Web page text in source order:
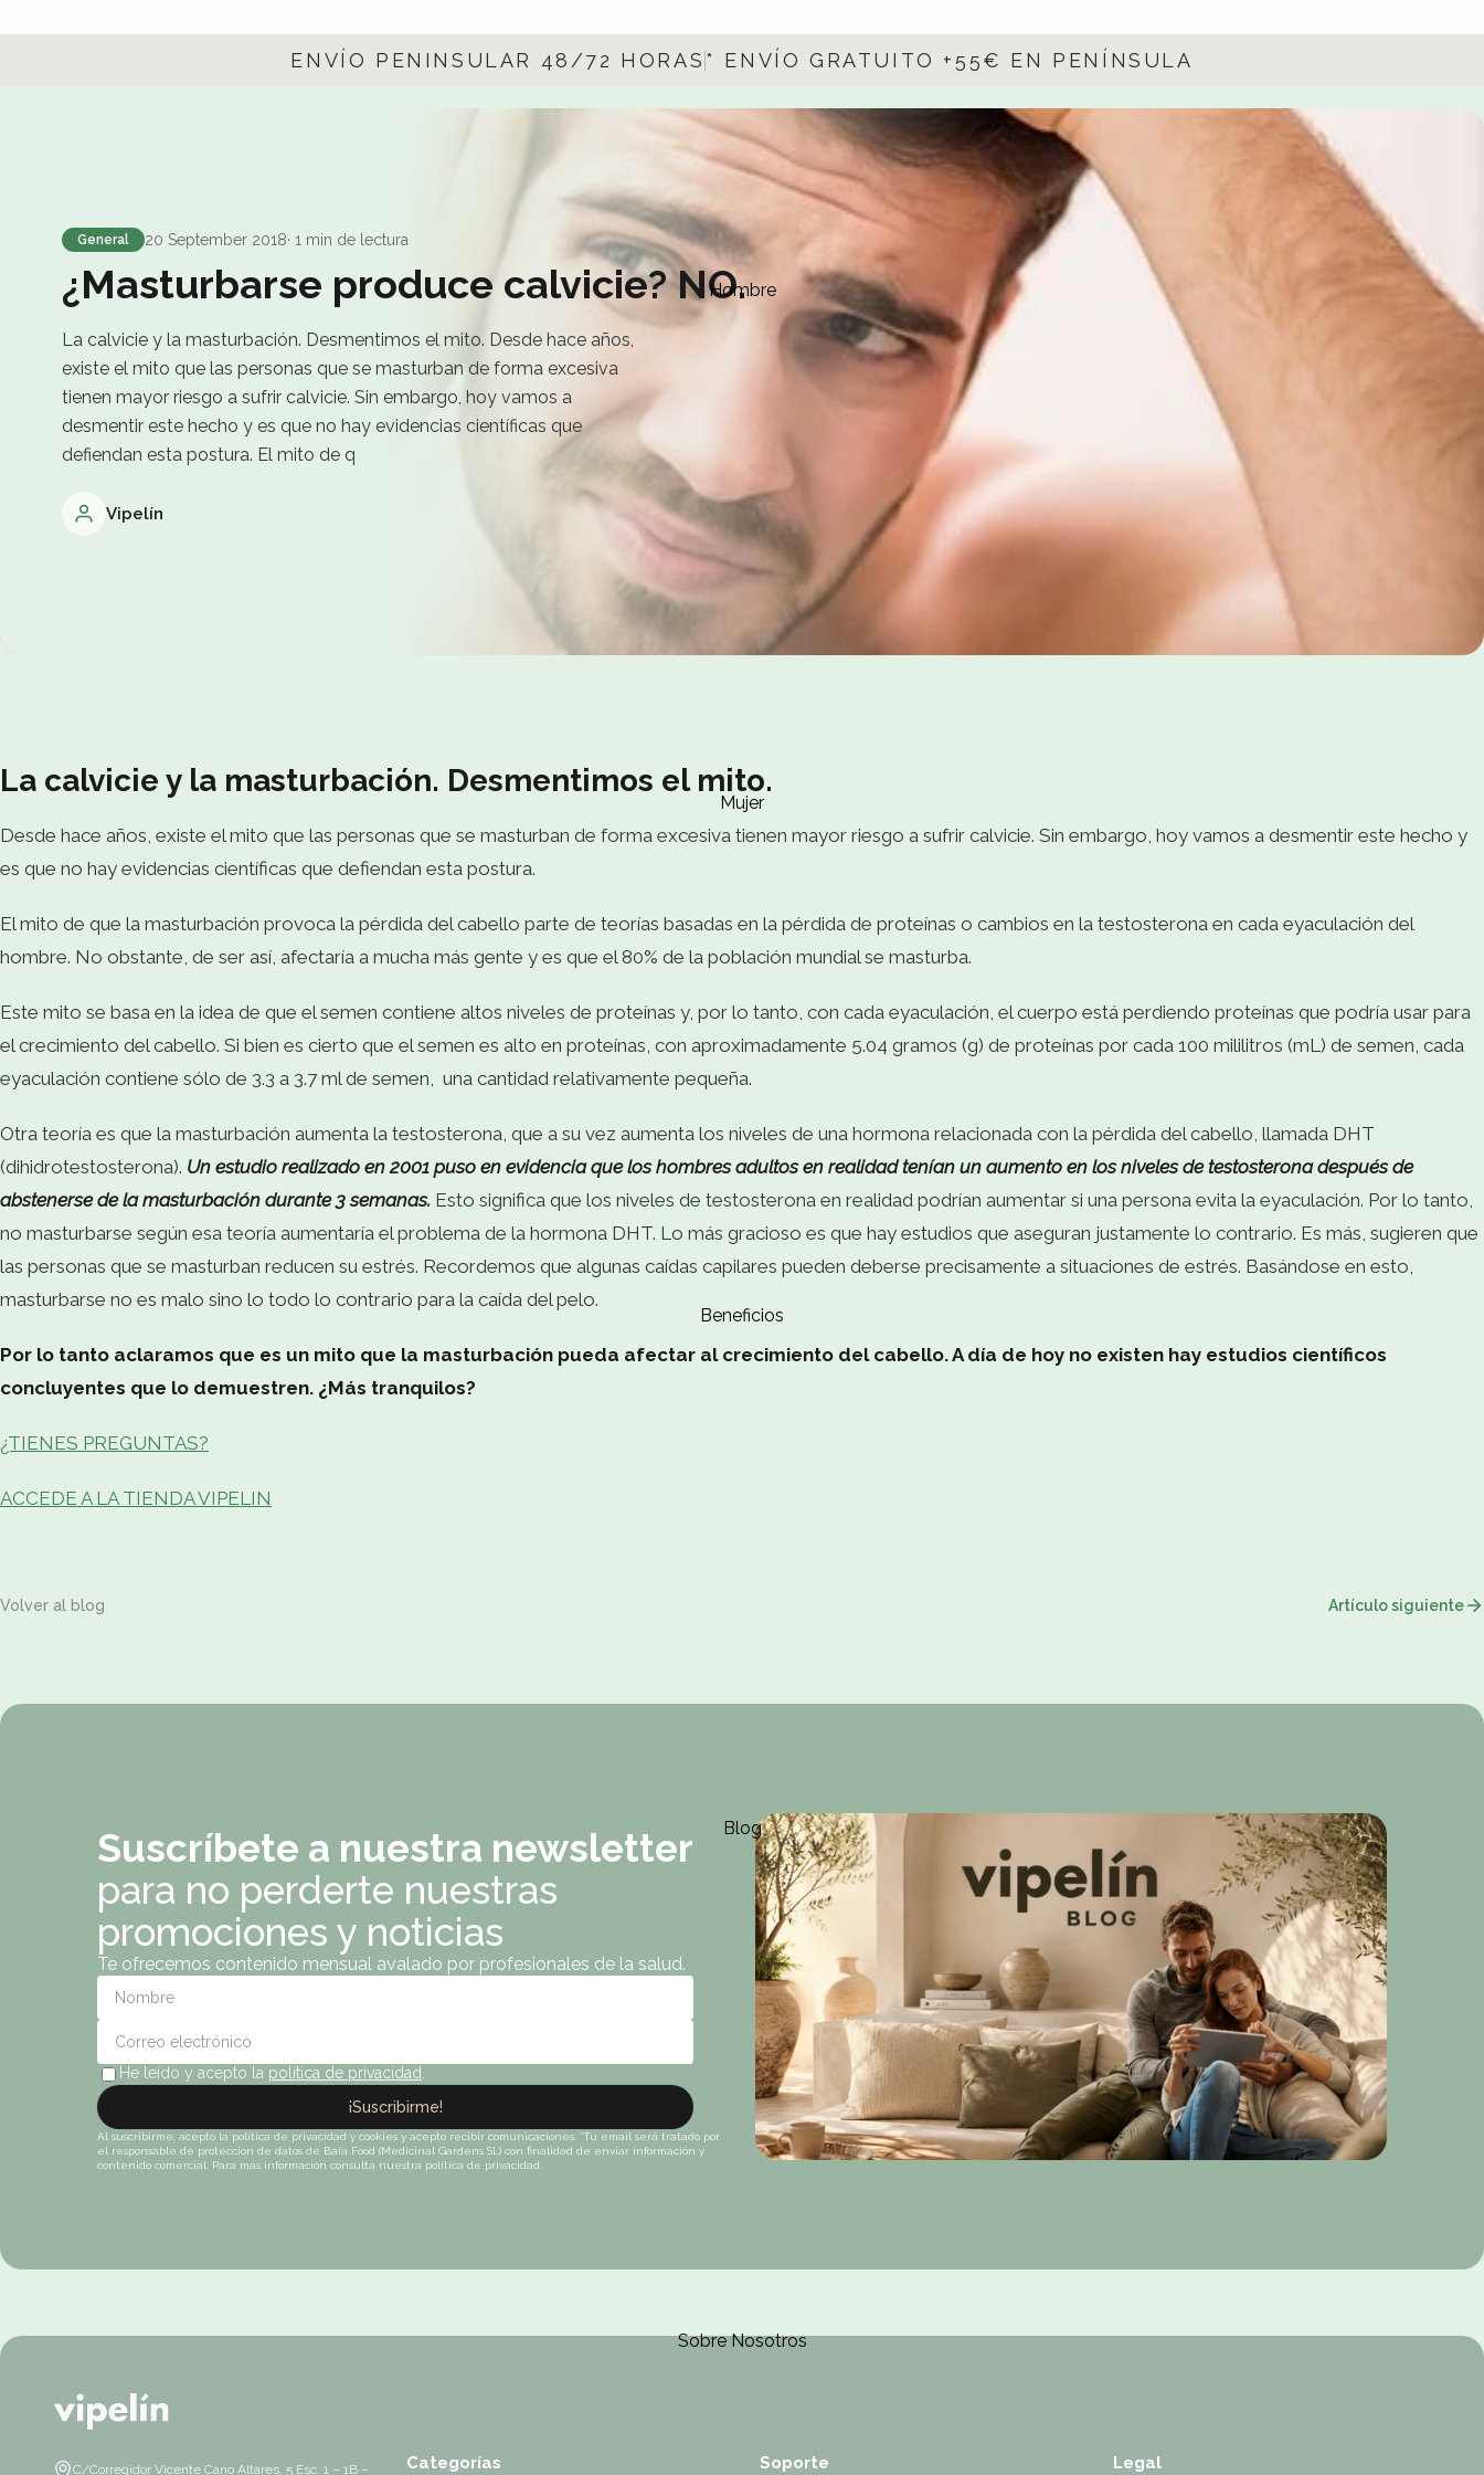
Hombre
Mujer
Beneficios
Blog
Sobre Nosotros
ENVÍO PENINSULAR 48/72 HORAS * ENVÍO GRATUITO +55€ EN PENÍNSULA
General 20 September 2018· 1 min de lectura
¿Masturbarse produce calvicie? NO.
La calvicie y la masturbación. Desmentimos el mito. Desde hace años,
existe el mito que las personas que se masturban de forma excesiva
tienen mayor riesgo a sufrir calvicie. Sin embargo, hoy vamos a
desmentir este hecho y es que no hay evidencias científicas que
defiendan esta postura. El mito de q
Vipelín
La calvicie y la masturbación. Desmentimos el mito.
Desde hace años, existe el mito que las personas que se masturban de forma excesiva tienen mayor riesgo a sufrir calvicie. Sin embargo, hoy vamos a desmentir este hecho y
es que no hay evidencias científicas que defiendan esta postura.
El mito de que la masturbación provoca la pérdida del cabello parte de teorías basadas en la pérdida de proteínas o cambios en la testosterona en cada eyaculación del
hombre. No obstante, de ser así, afectaría a mucha más gente y es que el 80% de la población mundial se masturba.
Este mito se basa en la idea de que el semen contiene altos niveles de proteínas y, por lo tanto, con cada eyaculación, el cuerpo está perdiendo proteínas que podría usar para
el crecimiento del cabello. Si bien es cierto que el semen es alto en proteínas, con aproximadamente 5.04 gramos (g) de proteínas por cada 100 mililitros (mL) de semen, cada
eyaculación contiene sólo de 3.3 a 3.7 ml de semen, una cantidad relativamente pequeña.
Otra teoría es que la masturbación aumenta la testosterona, que a su vez aumenta los niveles de una hormona relacionada con la pérdida del cabello, llamada DHT
(dihidrotestosterona). Un estudio realizado en 2001 puso en evidencia que los hombres adultos en realidad tenían un aumento en los niveles de testosterona después de
abstenerse de la masturbación durante 3 semanas. Esto significa que los niveles de testosterona en realidad podrían aumentar si una persona evita la eyaculación. Por lo tanto,
no masturbarse según esa teoría aumentaría el problema de la hormona DHT. Lo más gracioso es que hay estudios que aseguran justamente lo contrario. Es más, sugieren que
las personas que se masturban reducen su estrés. Recordemos que algunas caídas capilares pueden deberse precisamente a situaciones de estrés. Basándose en esto,
masturbarse no es malo sino lo todo lo contrario para la caída del pelo.
Por lo tanto aclaramos que es un mito que la masturbación pueda afectar al crecimiento del cabello. A día de hoy no existen hay estudios científicos
concluyentes que lo demuestren. ¿Más tranquilos?
¿TIENES PREGUNTAS?
ACCEDE A LA TIENDA VIPELIN
Volver al blog Artículo siguiente
Suscríbete a nuestra newsletter
para no perderte nuestras
promociones y noticias
Te ofrecemos contenido mensual avalado por profesionales de la salud.
He leído y acepto la política de privacidad
¡Suscribirme!
Al suscribirme, acepto la política de privacidad y cookies y acepto recibir comunicaciones. *Tu email será tratado por
el responsable de protección de datos de Baïa Food (Medicinal Gardens SL) con finalidad de enviar información y
contenido comercial. Para más información consulta nuestra política de privacidad.
C/Corregidor Vicente Cano Altares, 5 Esc. 1 – 1B – Categorías Soporte Legal